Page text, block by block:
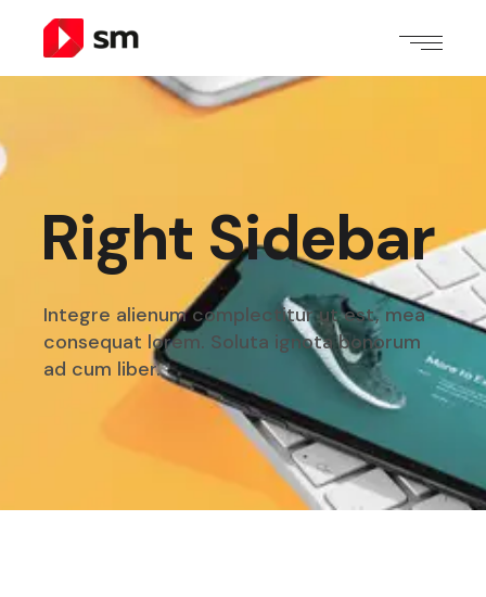
Right Sidebar
Integre alienum complectitur ut est, mea
consequat lorem. Soluta ignota bonorum
ad cum liber.